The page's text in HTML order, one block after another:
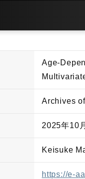
Age-
Archives
2025年10
Keisuke
https://e-